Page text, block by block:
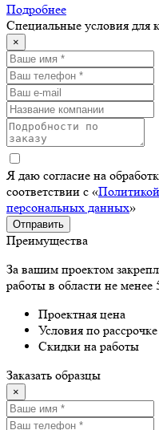
Подробнее
Специальные условия для
×
Я даю согласие на
соответствии с «
персональных данных»
Отправить
Преимущества
За вашим проектом
работы в области не менее
Проектная цена
Условия по
Скидки на работы
Заказать образцы
×